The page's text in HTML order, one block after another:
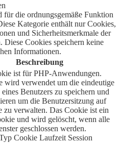
die ordnungsgemäße Funktion
Kategorie enthält nur Cookies,
und Sicherheitsmerkmale der
Diese Cookies speichern keine
Informationen.
Beschreibung
ist für PHP-Anwendungen.
wird verwendet um die eindeutige
Benutzers zu speichern und
um die Benutzersitzung auf
zu verwalten. Das Cookie ist ein
und wird gelöscht, wenn alle
geschlossen werden.
Cookie Laufzeit Session